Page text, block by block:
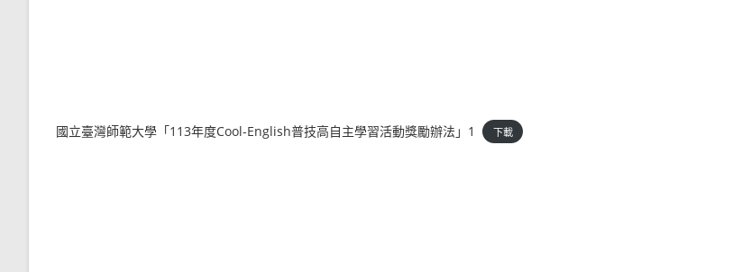
國立臺灣師範大學「113年度Cool-English普技高自主學習活動獎勵辦法」1 下載